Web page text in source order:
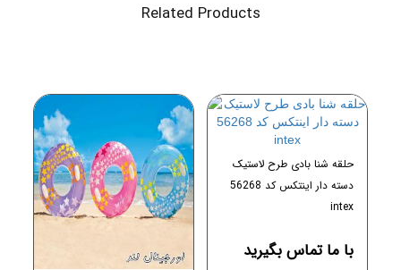
Related Products
حلقه شنا بادی طرح لاستیک
دسته دار اینتکس کد 56268
intex
با ما تماس بگیرید